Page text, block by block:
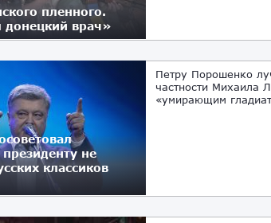
пленного.
врач»
не
классиков
Петру Порошенко
частности Михаила
«умирающим